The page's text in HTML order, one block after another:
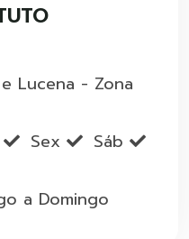
Lucena - Zona
Sex
Sáb
a Domingo